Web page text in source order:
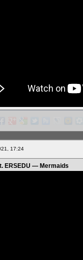
17:24
ERSEDU — Mermaids